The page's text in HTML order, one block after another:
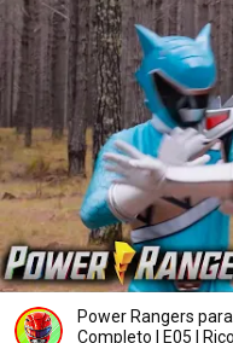
Power Rangers
Completo | E05 |